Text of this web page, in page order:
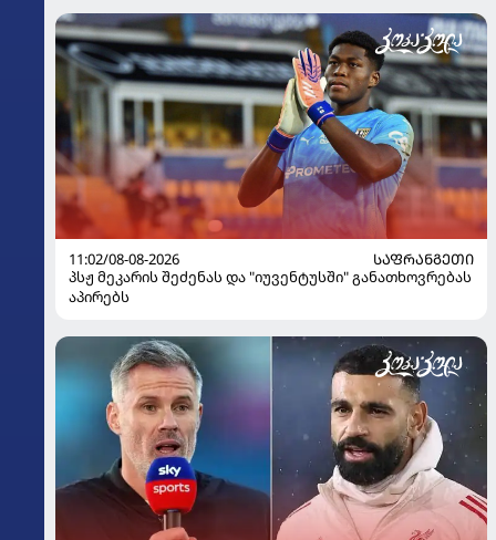
11:02/08-08-2026
ᲡᲐᲤᲠᲐᲜᲒᲔᲗᲘ
პსჟ მეკარის შეძენას და "იუვენტუსში" განათხოვრებას
აპირებს